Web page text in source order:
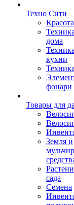
Техно Сити
дома
кухни
фонари
Товары для
Земля и
сада
Семена